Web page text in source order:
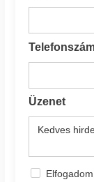
Üzenet